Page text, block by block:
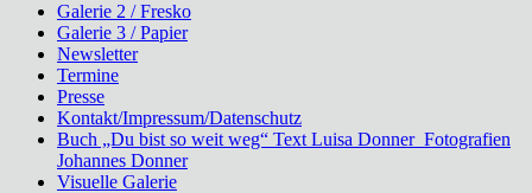
Galerie 2 / Fresko
Galerie 3 / Papier
Newsletter
Termine
Presse
Kontakt/Impressum/Datenschutz
Buch „Du bist so weit weg“ Text Luisa Donner_Fotografien
Johannes Donner
Visuelle Galerie